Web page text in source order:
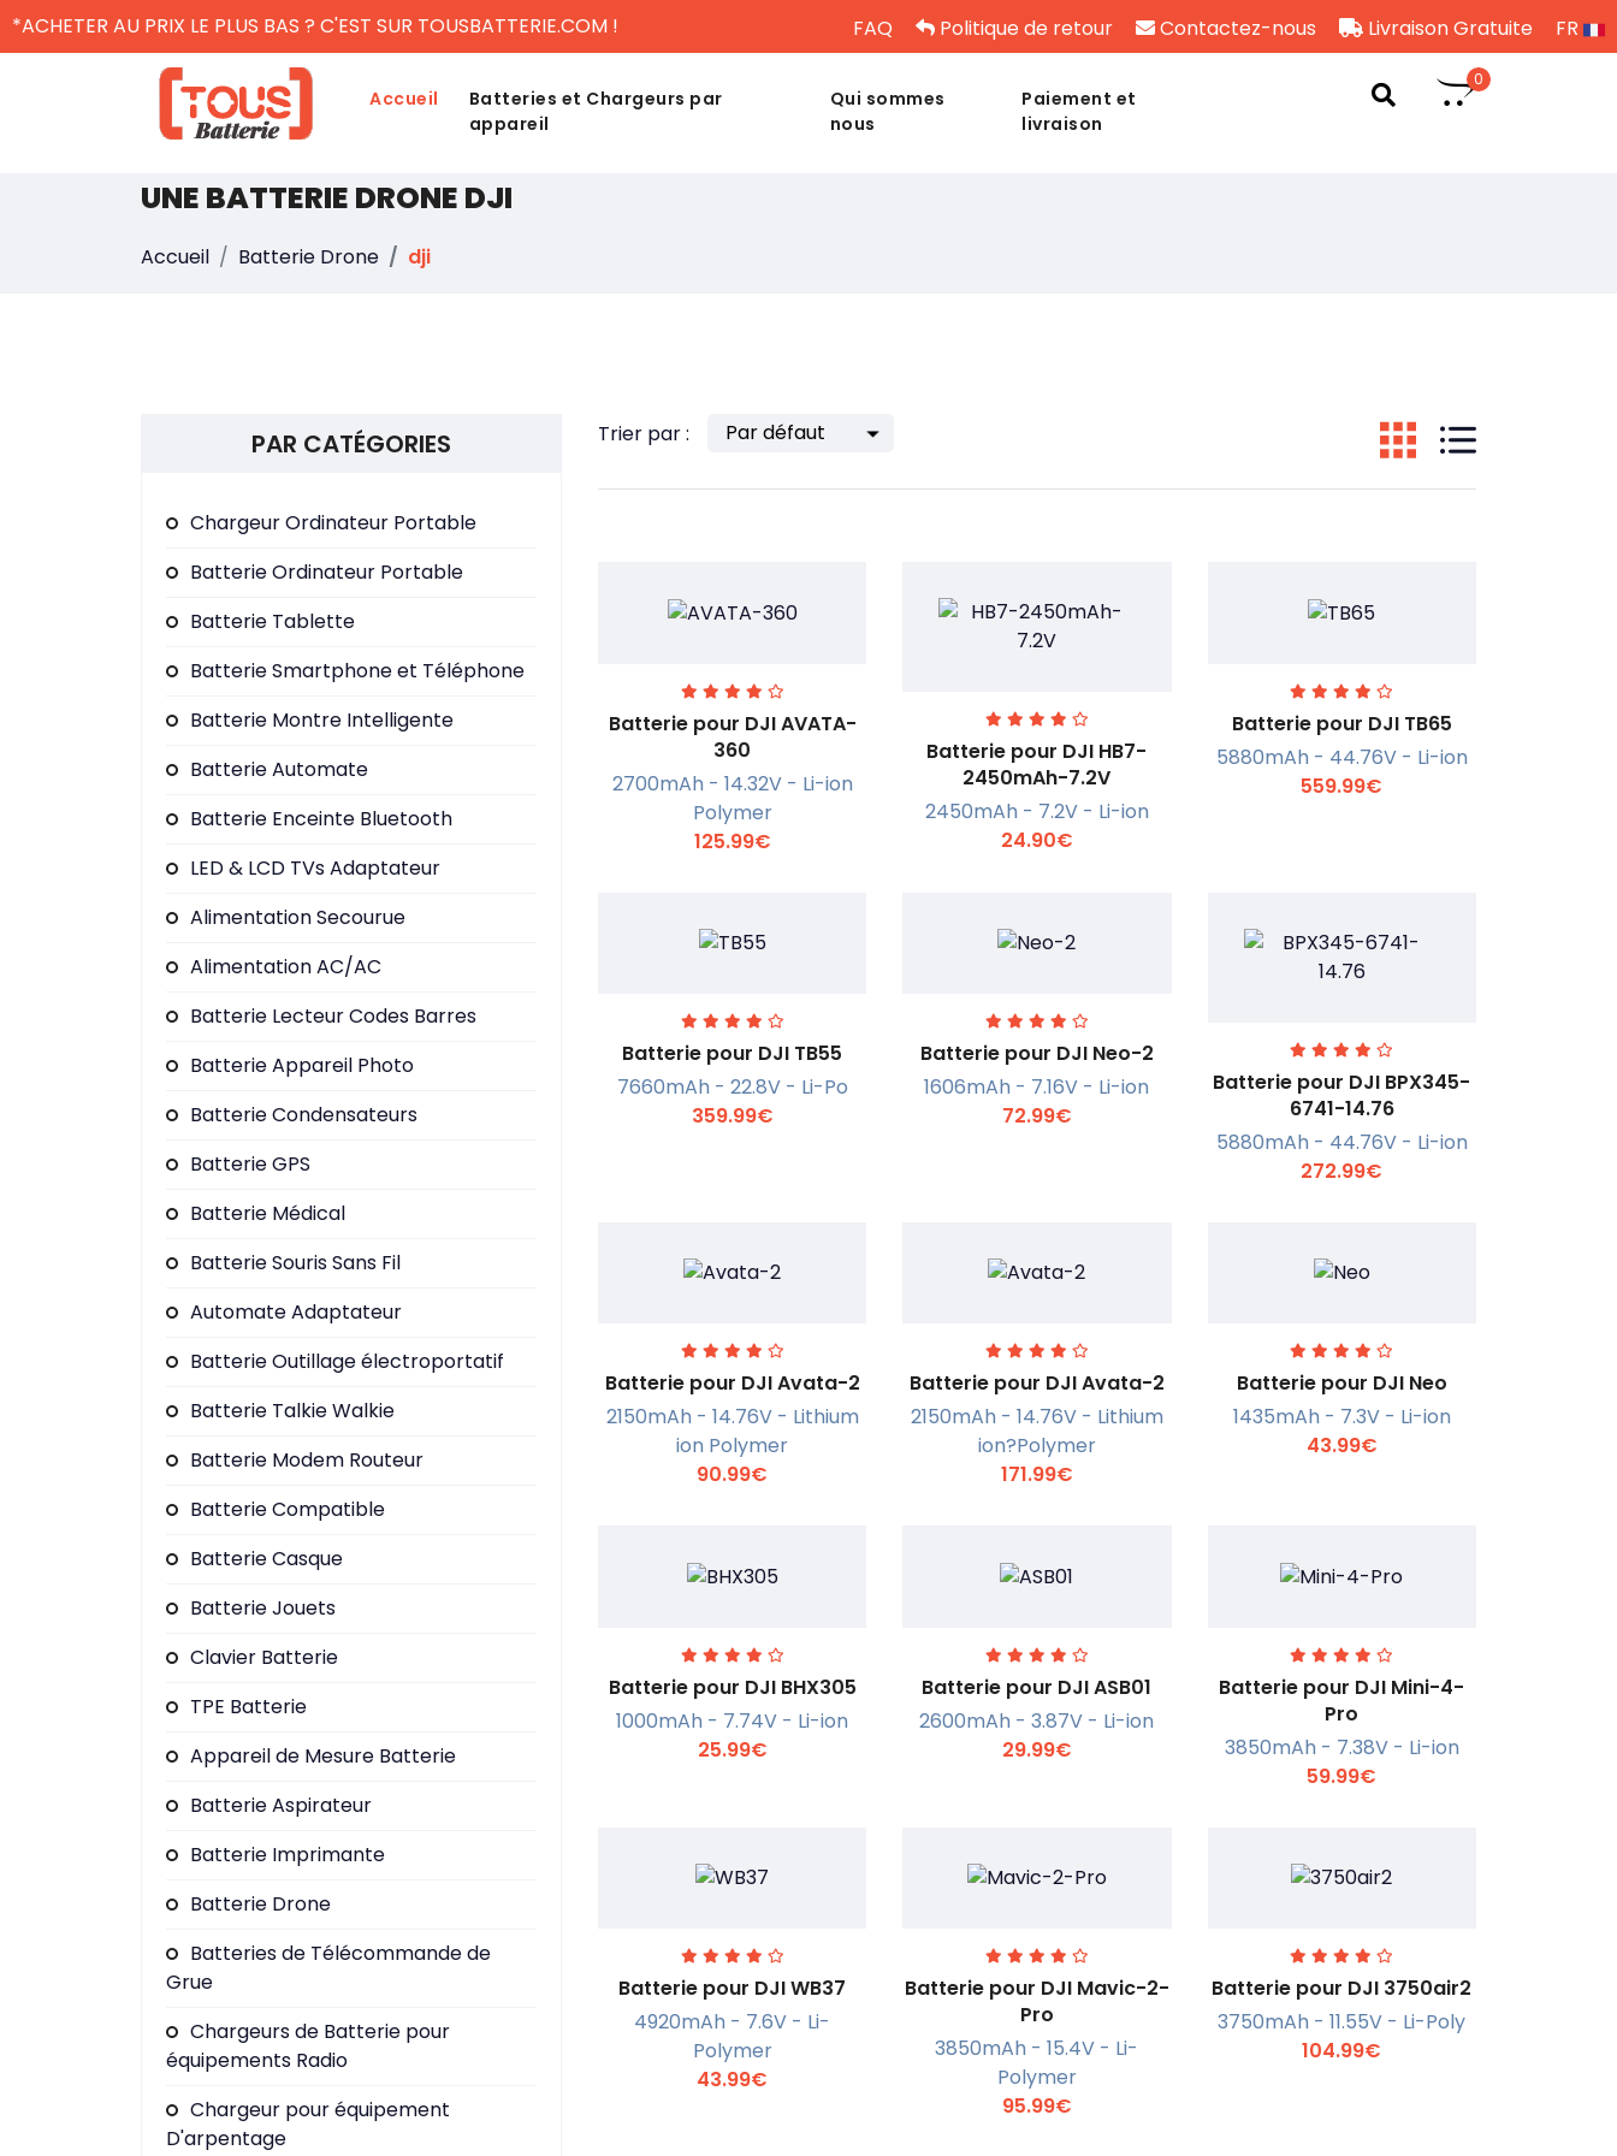
*ACHETER AU PRIX LE PLUS BAS ? C'EST SUR TOUSBATTERIE.COM ! FAQ Politique de retour Contactez-nous Livraison Gratuite FR
Accueil
Batteries et Chargeurs par
appareil
Qui sommes
nous
Paiement et
livraison
0
UNE BATTERIE DRONE DJI
Accueil Batterie Drone dji
Trier par :
En savoir +
Batterie pour DJI AVATA-
360
2700mAh - 14.32V - Li-ion
Polymer
125.99€
En savoir +
Batterie pour DJI HB7-
2450mAh-7.2V
2450mAh - 7.2V - Li-ion
24.90€
En savoir +
Batterie pour DJI TB65
5880mAh - 44.76V - Li-ion
559.99€
En savoir +
Batterie pour DJI TB55
7660mAh - 22.8V - Li-Po
359.99€
En savoir +
Batterie pour DJI Neo-2
1606mAh - 7.16V - Li-ion
72.99€
En savoir +
Batterie pour DJI BPX345-
6741-14.76
5880mAh - 44.76V - Li-ion
272.99€
En savoir +
Batterie pour DJI Avata-2
2150mAh - 14.76V - Lithium
ion Polymer
90.99€
En savoir +
Batterie pour DJI Avata-2
2150mAh - 14.76V - Lithium
ion?Polymer
171.99€
En savoir +
Batterie pour DJI Neo
1435mAh - 7.3V - Li-ion
43.99€
En savoir +
Batterie pour DJI BHX305
1000mAh - 7.74V - Li-ion
25.99€
En savoir +
Batterie pour DJI ASB01
2600mAh - 3.87V - Li-ion
29.99€
En savoir +
Batterie pour DJI Mini-4-
Pro
3850mAh - 7.38V - Li-ion
59.99€
En savoir +
Batterie pour DJI WB37
4920mAh - 7.6V - Li-
Polymer
43.99€
En savoir +
Batterie pour DJI Mavic-2-
Pro
3850mAh - 15.4V - Li-
Polymer
95.99€
En savoir +
Batterie pour DJI 3750air2
3750mAh - 11.55V - Li-Poly
104.99€
PAR CATÉGORIES
Chargeur Ordinateur Portable
Batterie Ordinateur Portable
Batterie Tablette
Batterie Smartphone et Téléphone
Batterie Montre Intelligente
Batterie Automate
Batterie Enceinte Bluetooth
LED & LCD TVs Adaptateur
Alimentation Secourue
Alimentation AC/AC
Batterie Lecteur Codes Barres
Batterie Appareil Photo
Batterie Condensateurs
Batterie GPS
Batterie Médical
Batterie Souris Sans Fil
Automate Adaptateur
Batterie Outillage électroportatif
Batterie Talkie Walkie
Batterie Modem Routeur
Batterie Compatible
Batterie Casque
Batterie Jouets
Clavier Batterie
TPE Batterie
Appareil de Mesure Batterie
Batterie Aspirateur
Batterie Imprimante
Batterie Drone
Batteries de Télécommande de
Grue
Chargeurs de Batterie pour
équipements Radio
Chargeur pour équipement
D'arpentage